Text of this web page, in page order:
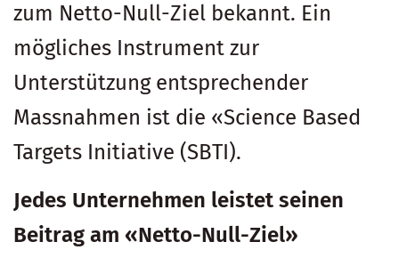
zum Netto-Null-Ziel bekannt. Ein
mögliches Instrument zur
Unterstützung entsprechender
Massnahmen ist die «Science Based
Targets Initiative (SBTI).
Jedes Unternehmen leistet seinen
Beitrag am «Netto-Null-Ziel»